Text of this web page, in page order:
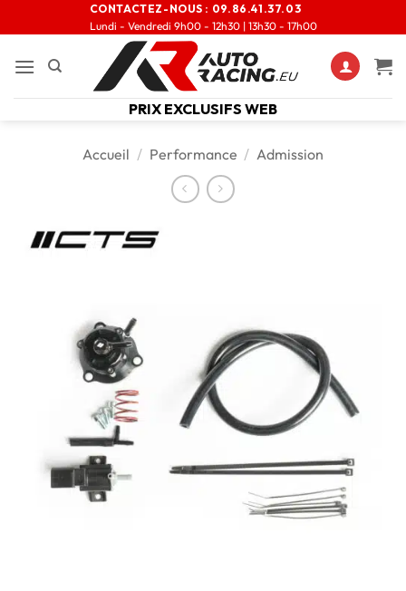
CONTACTEZ-NOUS : 09.86.41.37.03
Lundi - Vendredi 9h00 - 12h30 | 13h30 - 17h00
PRIX EXCLUSIFS WEB
Accueil / Performance / Admission